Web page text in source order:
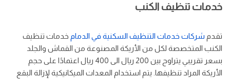
خدمات تنظيف الكنب
تقدم شركات خدمات التنظيف السكنية في الدمام خدمات تنظيف
الكنب المتخصصة لكل من الأريكة المصنوعة من القماش والجلد
بسعر تقريبي يتراوح بين 200 ريال الى 400 ريال اعتمادًا على حجم
الأريكة المراد تنظيفها. يتم استخدام المعدات الميكانيكية لإزالة البقع